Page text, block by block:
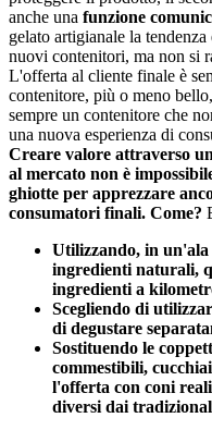
anche una funzione
gelato artigianale la
nuovi contenitori, ma non si
L'offerta al cliente finale è
contenitore, più o meno
sempre un contenitore che
una nuova esperienza di
Creare valore attraverso
al mercato non è
ghiotte per apprezzare
consumatori finali. Come?
Utilizzando, in
ingredienti naturali,
ingredienti a
Scegliendo di
di degustare
Sostituendo le
commestibili,
l'offerta con coni
diversi dai